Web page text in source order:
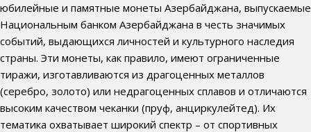
юбилейные и памятные монеты Азербайджана, выпускаемые
Национальным банком Азербайджана в честь значимых
событий, выдающихся личностей и культурного наследия
страны. Эти монеты, как правило, имеют ограниченные
тиражи, изготавливаются из драгоценных металлов
(серебро, золото) или недрагоценных сплавов и отличаются
высоким качеством чеканки (пруф, анциркулейтед). Их
тематика охватывает широкий спектр – от спортивных